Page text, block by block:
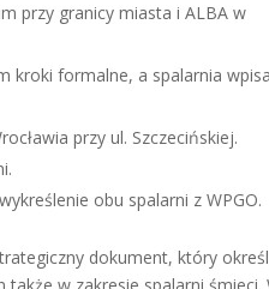
przy granicy miasta i ALBA w
kroki formalne, a spalarnia
przy ul. Szczecińskiej.
obu spalarni z WPGO.
dokument, który